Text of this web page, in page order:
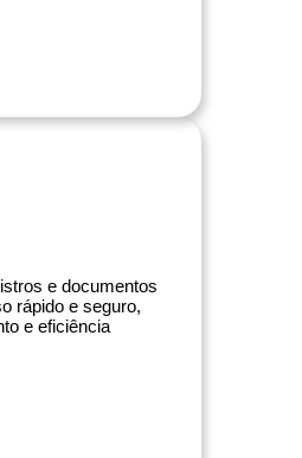
e documentos
rápido e seguro,
e eficiência